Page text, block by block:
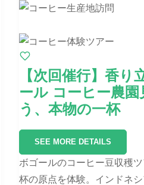
【次回催行】香り
ール コーヒー農園
う、本物の一杯
SEE MORE DETAILS
ボゴールのコーヒー豆収穫
杯の原点を体験。インドネ